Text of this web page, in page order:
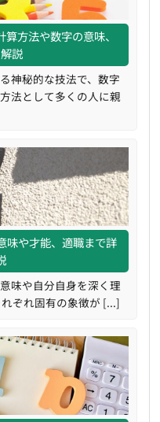
方法や数字の意味、
説
神秘的な技法で、数字
法として多くの人に親
味や才能、適職まで詳
味や自分自身を深く理
ぞれ固有の象徴が [...]